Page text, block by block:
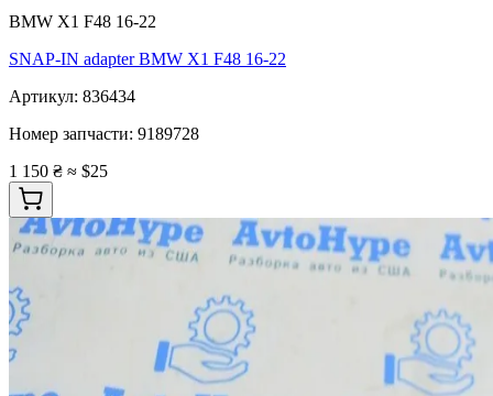
BMW X1 F48 16-22
SNAP-IN adapter BMW X1 F48 16-22
Артикул: 836434
Номер запчасти: 9189728
1 150 ₴ ≈ $25